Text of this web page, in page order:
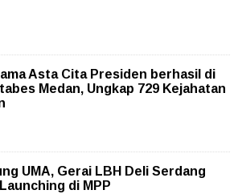
Asta Cita Presiden berhasil di
Medan, Ungkap 729 Kejahatan
UMA, Gerai LBH Deli Serdang
di MPP